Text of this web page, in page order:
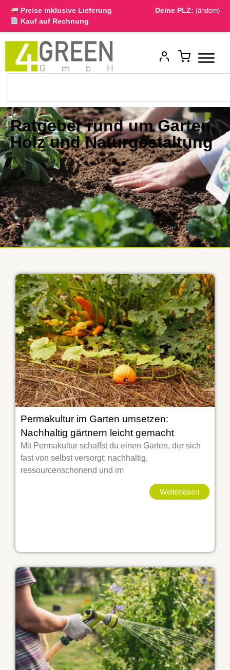
Preise inklusive Lieferung Deine PLZ: (ändern)
Kauf auf Rechnung
Ratgeber rund um Garten,
Holz und Naturgestaltung
Permakultur im Garten umsetzen:
Nachhaltig gärtnern leicht gemacht
Mit Permakultur schaffst du einen Garten, der sich
fast von selbst versorgt: nachhaltig,
ressourcenschonend und im
Weiterlesen